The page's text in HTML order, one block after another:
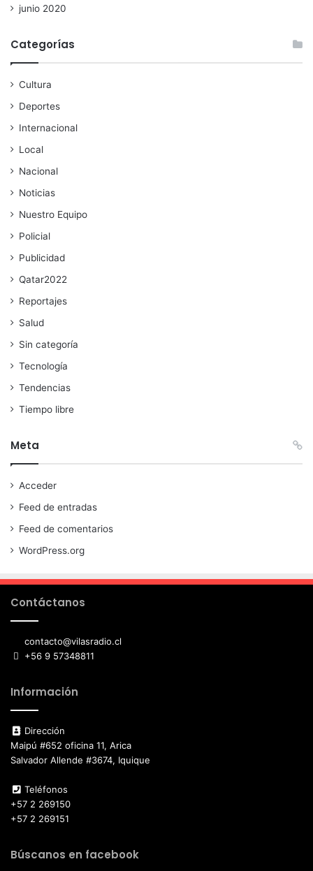
junio 2020
Categorías
Cultura
Deportes
Internacional
Local
Nacional
Noticias
Nuestro Equipo
Policial
Publicidad
Qatar2022
Reportajes
Salud
Sin categoría
Tecnología
Tendencias
Tiempo libre
Meta
Acceder
Feed de entradas
Feed de comentarios
WordPress.org
Contáctanos
contacto@vilasradio.cl
+56 9 57348811
Información
Dirección
Maipú #652 oficina 11, Arica
Salvador Allende #3674, Iquique
Teléfonos
+57 2 269150
+57 2 269151
Búscanos en facebook